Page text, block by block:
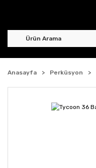
Anasayfa Perküsyon